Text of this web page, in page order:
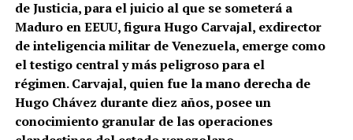
de Justicia, para el juicio al que se someterá a
Maduro en EEUU, figura Hugo Carvajal, exdirector
de inteligencia militar de Venezuela, emerge como
el testigo central y más peligroso para el
régimen. Carvajal, quien fue la mano derecha de
Hugo Chávez durante diez años, posee un
conocimiento granular de las operaciones